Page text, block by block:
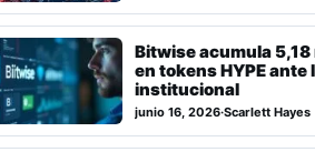
Bitwise acumula
en tokens HYPE ante
institucional
junio 16, 2026·Scarlett Hayes